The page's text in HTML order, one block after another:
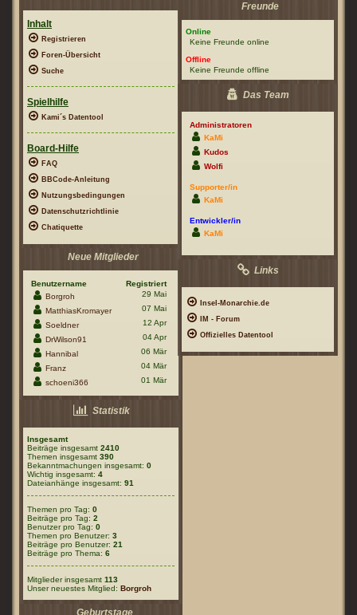
Inhalt
Registrieren
Foren-Übersicht
Suche
Spielhilfe
Kami´s Datentool
Board-Hilfe
FAQ
BBCode-Anleitung
Nutzungsbedingungen
Datenschutzrichtlinie
Chatiquette
Neue Mitglieder
Benutzername
Registriert
Borgroh
29 Mai
MatthiasKromayer
07 Mai
Soeldner
12 Apr
DrWilson91
04 Apr
Hannibal
06 Mär
Franz
04 Mär
schoeni366
01 Mär
Statistik
Insgesamt
Beiträge insgesamt 2410
Themen insgesamt 390
Bekanntmachungen insgesamt: 0
Wichtig insgesamt: 4
Dateianhänge insgesamt: 91
Themen pro Tag: 0
Beiträge pro Tag: 2
Benutzer pro Tag: 0
Themen pro Benutzer: 3
Beiträge pro Benutzer: 21
Beiträge pro Thema: 6
Mitglieder insgesamt 113
Unser neuestes Mitglied: Borgroh
Geburtstage
Freunde
Online
Keine Freunde online
Offline
Keine Freunde offline
Das Team
Administratoren
KaMi
Kudos
Wolfi
Supporter/in
KaMi
Entwickler/in
KaMi
Links
Insel-Monarchie.de
IM - Forum
Offizielles Datentool